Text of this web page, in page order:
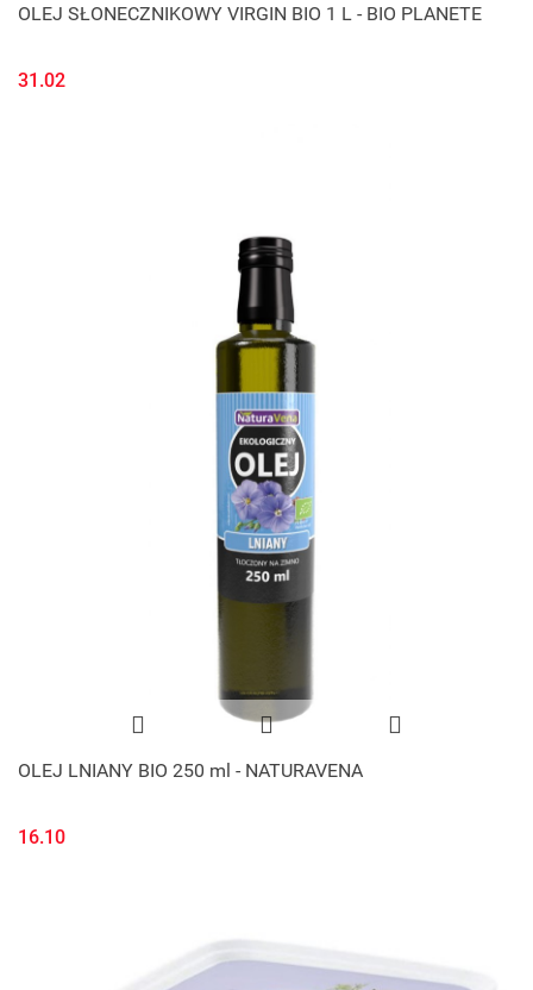
OLEJ SŁONECZNIKOWY VIRGIN BIO 1 L - BIO PLANETE
31.02
OLEJ LNIANY BIO 250 ml - NATURAVENA
16.10